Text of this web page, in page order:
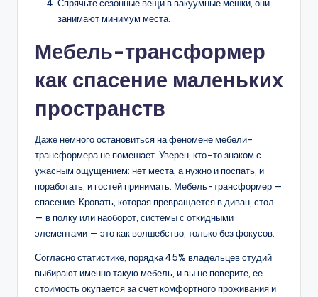
Спрячьте сезонные вещи в вакуумные мешки, они
занимают минимум места.
Мебель-трансформер
как спасение маленьких
пространств
Даже немного остановиться на феномене мебели-
трансформера не помешает. Уверен, кто-то знаком с
ужасным ощущением: нет места, а нужно и поспать, и
поработать, и гостей принимать. Мебель-трансформер —
спасение. Кровать, которая превращается в диван, стол
— в полку или наоборот, системы с откидными
элементами — это как волшебство, только без фокусов.
Согласно статистике, порядка 45% владельцев студий
выбирают именно такую мебель, и вы не поверите, ее
стоимость окупается за счет комфортного проживания и